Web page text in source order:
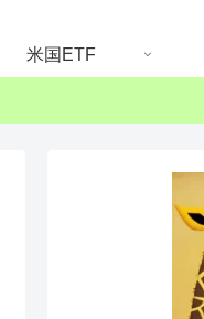
米国ETF